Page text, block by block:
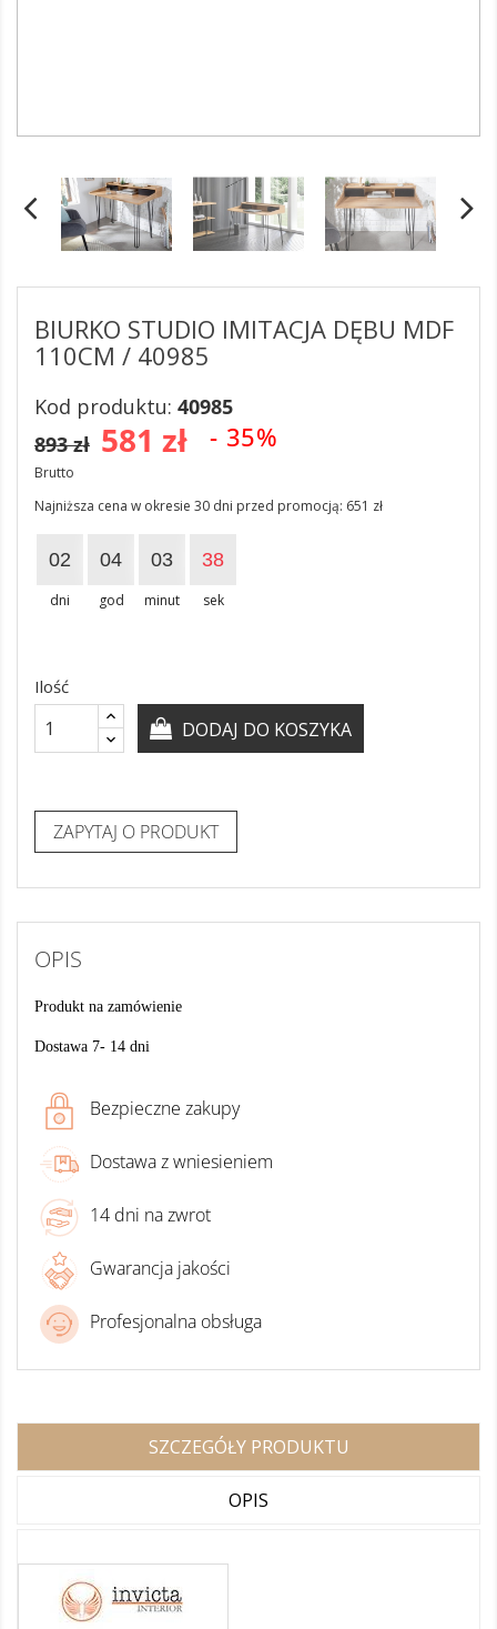
OPIS
Produkt na zamówienie
Dostawa 7- 14 dni
Bezpieczne zakupy
Dostawa z wniesieniem
14 dni na zwrot
Gwarancja jakości
Profesjonalna obsługa
BIURKO STUDIO IMITACJA DĘBU MDF
110CM / 40985
Kod produktu: 40985
581 zł - 35%
893 zł
Brutto
Najniższa cena w okresie 30 dni przed promocją: 651 zł
02
dni
04
god
03
minut
38
sek
Ilość
DODAJ DO KOSZYKA
ZAPYTAJ O PRODUKT
SZCZEGÓŁY PRODUKTU
OPIS